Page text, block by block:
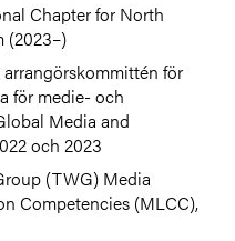
Chapter for North
(2023–)
för
för medie- och
Media and
och 2023
(TWG) Media
Competencies (MLCC),